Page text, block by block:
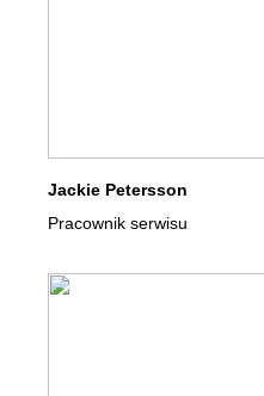
Jackie Petersson
Pracownik serwisu